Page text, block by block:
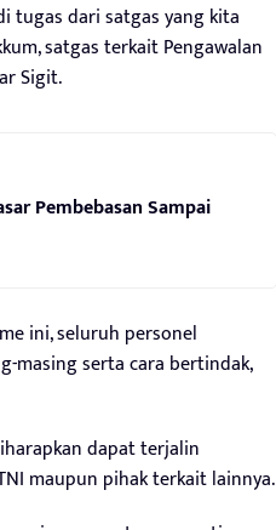
tugas dari satgas yang kita
satgas terkait Pengawalan
Sigit.
Pembebasan Sampai
ini, seluruh personel
masing serta cara bertindak,
dapat terjalin
maupun pihak terkait lainnya.